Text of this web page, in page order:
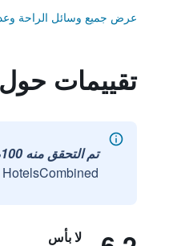
عرض جميع وسائل الراحة
تقييمات حول هوتل إف 1
تم التحقق منه 100%
HotelsCombined أو مع شركائنا الخارجيين الموثوقين.
لا بأس